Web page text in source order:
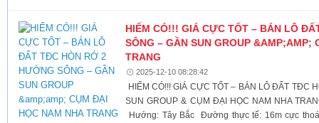
HIẾM CÓ!!! GIÁ CỰC TỐT – BÁN LÔ
SÔNG – GẦN SUN GROUP &AMP;AMP;
TRANG
2025-12-10 08:28:42
HIẾM CÓ!!! GIÁ CỰC TỐT – BÁN LÔ ĐẤT TĐC
SUN GROUP & CỤM ĐẠI HỌC NAM NHA
Hướng: Tây Bắc Đường thực tế: 16m cực